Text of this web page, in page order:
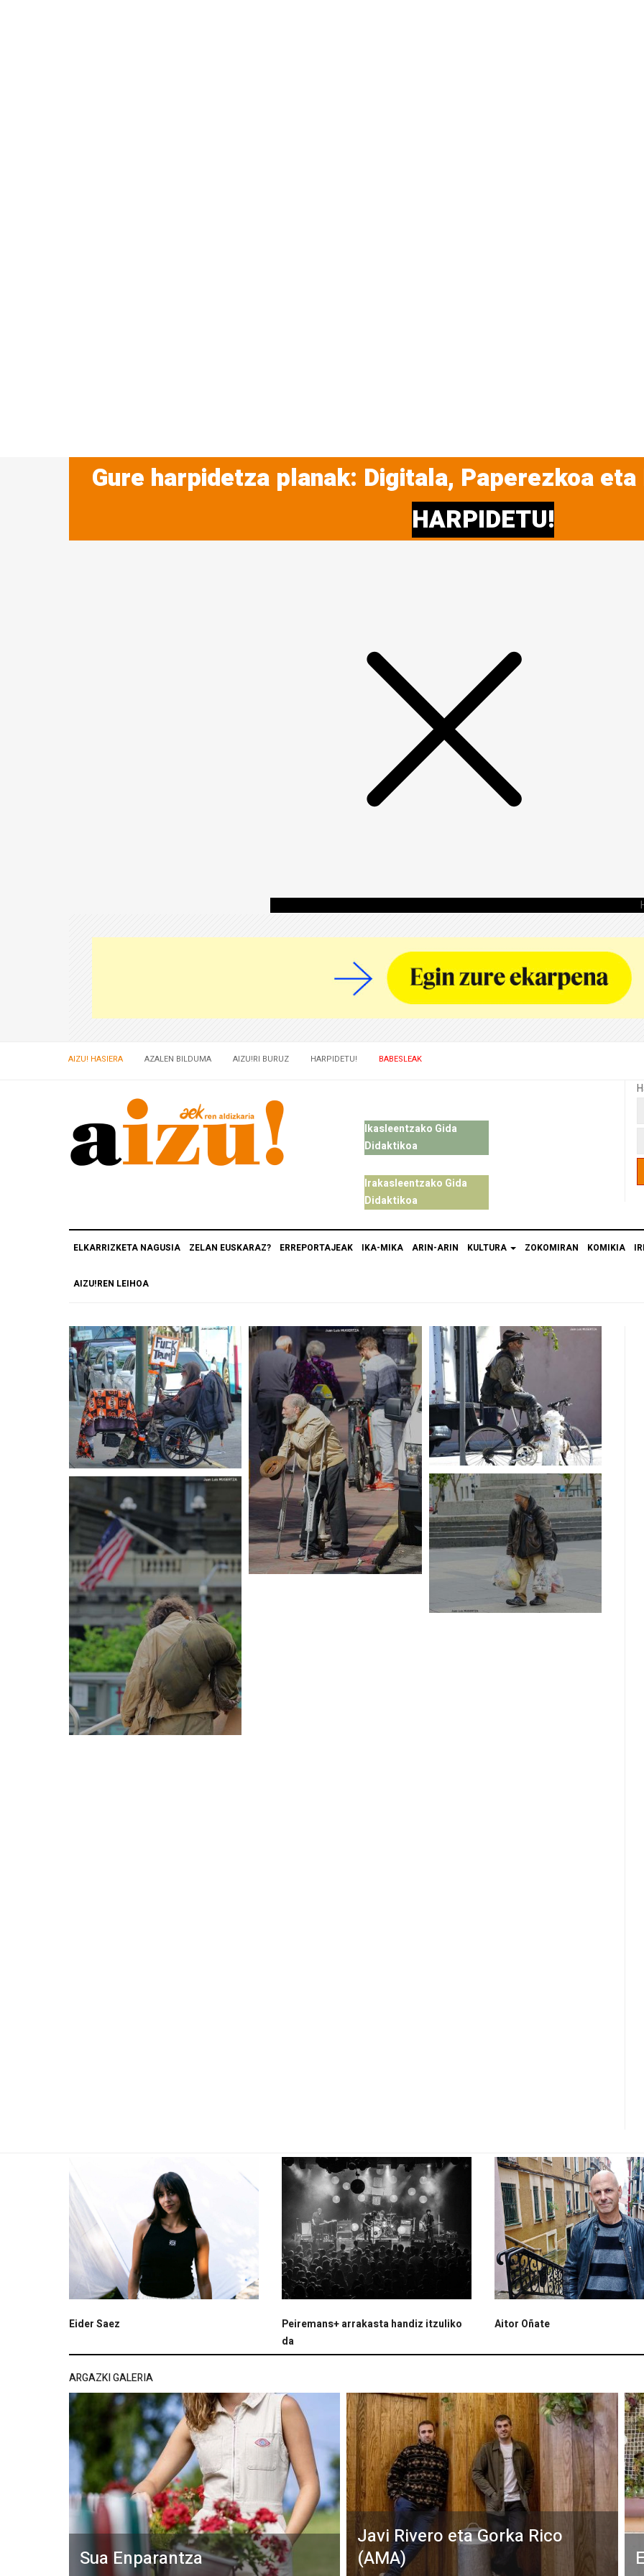
Gure harpidetza planak: Digitala, Paperezkoa
HARPIDETU!
AIZU! HASIERA AZALEN BILDUMA AIZU!RI BURUZ HARPIDETU! BABESLEAK
Ikasleentzako Gida
Didaktikoa
Irakasleentzako Gida
Didaktikoa
ELKARRIZKETA NAGUSIA ZELAN EUSKARAZ? ERREPORTAJEAK IKA-MIKA ARIN-ARIN KULTURA ZOKOMIRAN KOMIKIA
AIZU!REN LEIHOA
Eider Saez
Peiremans+ arrakasta handiz itzuliko
da
Aitor Oñate
ARGAZKI GALERIA
Sua Enparantza
Javi Rivero eta Gorka Rico
(AMA)